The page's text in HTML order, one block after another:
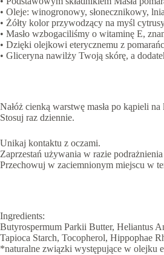
• Oleje: winogronowy, słonecznikowy,
• Żółty kolor przywodzący na myśl
• Masło wzbogaciliśmy o witaminę E,
• Dzięki olejkowi eterycznemu z
• Gliceryna nawilży Twoją skórę, a
Nałóż cienką warstwę masła po kąpieli
Stosuj raz dziennie.
Unikaj kontaktu z oczami.
Zaprzestań używania w razie
Przechowuj w zaciemnionym miejscu w
Ingredients:
Butyrospermum Parkii Butter, Heliantus
Tapioca Starch, Tocopherol, Hippophae
*naturalne związki występujące w olejku